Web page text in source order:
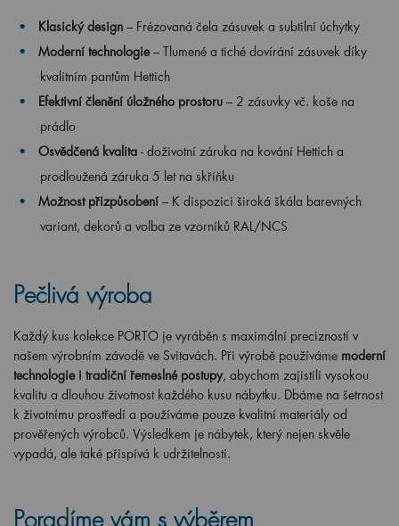
Klasický design – Frézovaná čela zásuvek a subtilní úchytky
Moderní technologie– Tlumené a tiché dovírání zásuvek díky
kvalitním pantům Hettich
Efektivní členění úložného prostoru – 2 zásuvky vč. koše na
prádlo
Osvědčená kvalita - doživotní záruka na kování Hettich a
prodloužená záruka 5 let na skříňku
Možnost přizpůsobení – K dispozici široká škála barevných
variant, dekorů a volba ze vzorníků RAL/NCS
Pečlivá výroba
Každý kus kolekce PORTO je vyráběn s maximální precizností v
našem výrobním závodě ve Svitavách. Při výrobě používáme moderní
technologie i tradiční řemeslné postupy, abychom zajistili vysokou
kvalitu a dlouhou životnost každého kusu nábytku. Dbáme na šetrnost
k životnímu prostředí a používáme pouze kvalitní materiály od
prověřených výrobců. Výsledkem je nábytek, který nejen skvěle
vypadá, ale také přispívá k udržitelnosti.